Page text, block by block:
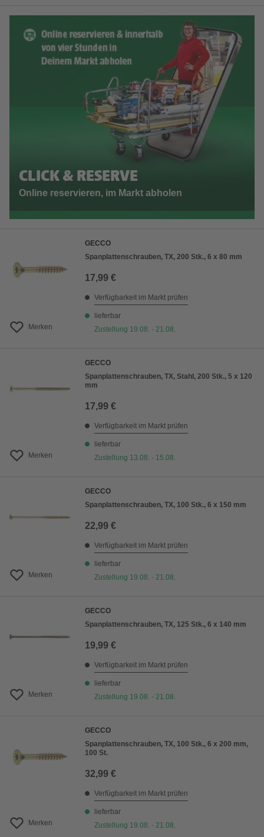
CLICK & RESERVE
Online reservieren, im Markt abholen
Merken
GECCO
Spanplattenschrauben, TX, 200 Stk., 6 x 80 mm
17,99 €
Verfügbarkeit im Markt prüfen
lieferbar
Zustellung 19.08. - 21.08.
Merken
GECCO
Spanplattenschrauben, TX, Stahl, 200 Stk., 5 x 120
mm
17,99 €
Verfügbarkeit im Markt prüfen
lieferbar
Zustellung 13.08. - 15.08.
Merken
GECCO
Spanplattenschrauben, TX, 100 Stk., 6 x 150 mm
22,99 €
Verfügbarkeit im Markt prüfen
lieferbar
Zustellung 19.08. - 21.08.
Merken
GECCO
Spanplattenschrauben, TX, 125 Stk., 6 x 140 mm
19,99 €
Verfügbarkeit im Markt prüfen
lieferbar
Zustellung 19.08. - 21.08.
Merken
GECCO
Spanplattenschrauben, TX, 100 Stk., 6 x 200 mm,
100 St.
32,99 €
Verfügbarkeit im Markt prüfen
lieferbar
Zustellung 19.08. - 21.08.